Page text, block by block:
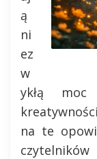
ą
ni
ez
w
ykłą moc
na te